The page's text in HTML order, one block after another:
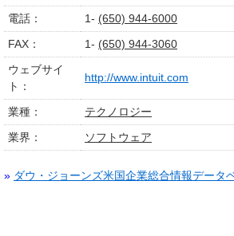
電話：
1- (650) 944-6000
FAX：
1- (650) 944-3060
ウェブサイ
ト：
http://www.intuit.com
業種：
テクノロジー
業界：
ソフトウェア
» ダウ・ジョーンズ米国企業総合情報データ